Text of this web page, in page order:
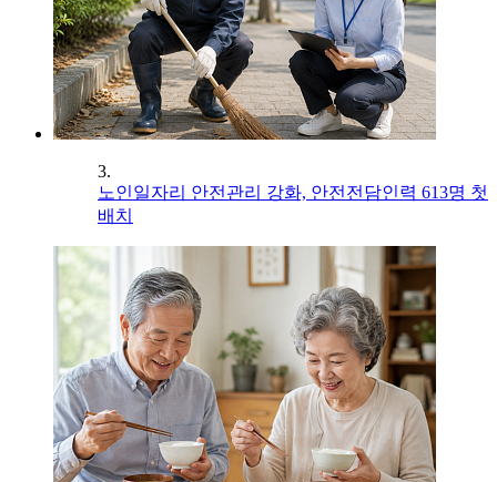
3.
노인일자리 안전관리 강화, 안전전담인력 613명 첫
배치